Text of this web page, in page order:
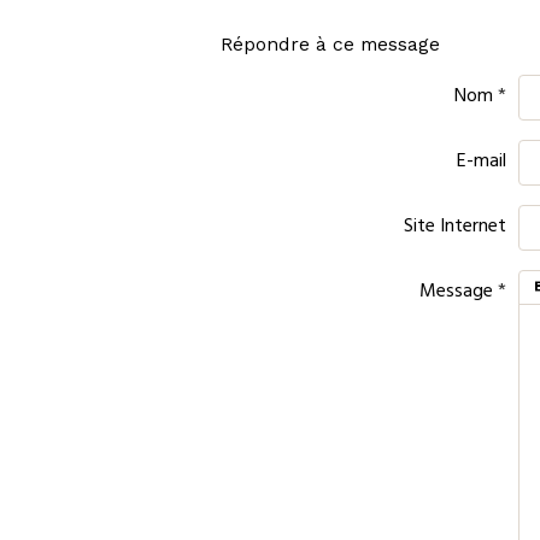
Répondre à ce message
Nom
E-mail
Site Internet
Message